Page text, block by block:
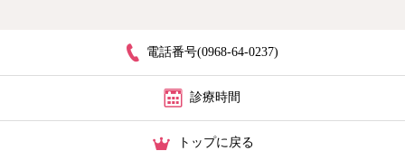
電話番号(0968-64-0237)
診療時間
トップに戻る